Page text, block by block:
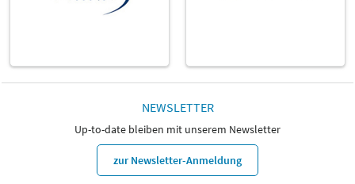
NEWSLETTER
Up-to-date bleiben mit unserem Newsletter
zur Newsletter-Anmeldung